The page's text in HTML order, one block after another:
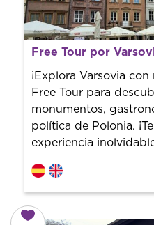
¿Qué es un FREE TOUR?
Tendencia mundial en
con un guía profesional.
finalizar la experiencia tú
Free Tour por
¡Explora Varsovia
Free Tour para
monumentos,
política de Polonia.
experiencia